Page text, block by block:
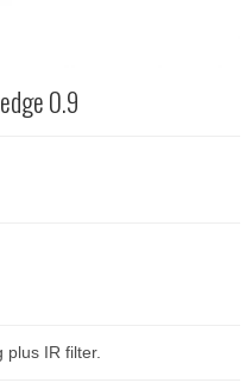
0.9
IR filter.